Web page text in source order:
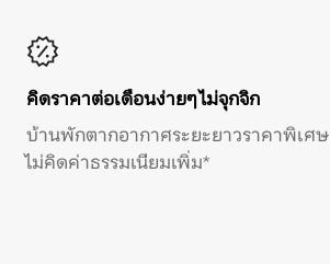
คิดราคาต่อเดือนง่ายๆ ไม่จุกจิก
บ้านพักตากอากาศระยะยาวราคาพิเศษ
ไม่คิดค่าธรรมเนียมเพิ่ม*